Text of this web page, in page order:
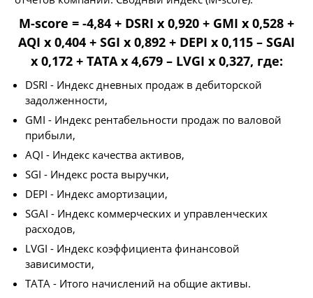
M-score = -4,84 + DSRI x 0,920 + GMI x 0,528 +
AQI x 0,404 + SGI x 0,892 + DEPI x 0,115 – SGAI
x 0,172 + TATA x 4,679 – LVGI x 0,327, где:
DSRI - Индекс дневных продаж в дебиторской
задолженности,
GMI - Индекс рентабельности продаж по валовой
прибыли,
AQI - Индекс качества активов,
SGI - Индекс роста выручки,
DEPI - Индекс амортизации,
SGAI - Индекс коммерческих и управленческих
расходов,
LVGI - Индекс коэффициента финансовой
зависимости,
TATA - Итого начислений на общие активы.